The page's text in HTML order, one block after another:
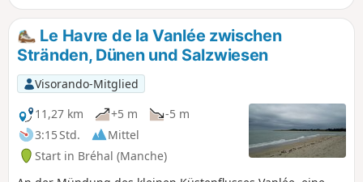
Le Havre de la Vanlée zwischen
Stränden, Dünen und Salzwiesen
Visorando-Mitglied
11,27 km
+5 m
-5 m
3:15 Std.
Mittel
Start in Bréhal (Manche)